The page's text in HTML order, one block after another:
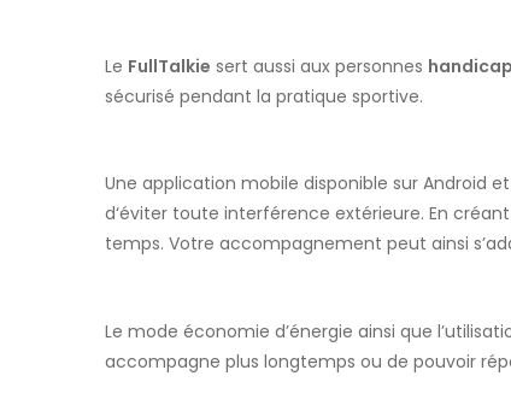
Le FullTalkie sert aussi aux personnes
sécurisé pendant la pratique sportive.
Une application mobile disponible sur Android
d‘éviter toute interférence extérieure. En
temps. Votre accompagnement peut ainsi
Le mode économie d’énergie ainsi que
accompagne plus longtemps ou de pouvoir